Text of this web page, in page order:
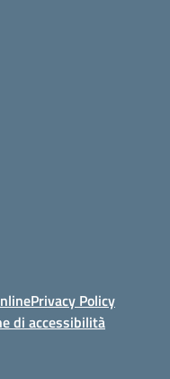
Privacy Policy
di accessibilità